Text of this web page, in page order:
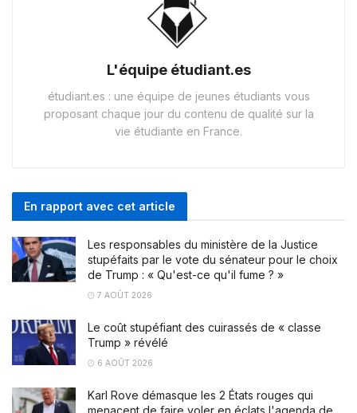
L'équipe étudiant.es
étudiant.es : une équipe de jeunes étudiants vous
proposant chaque jour du contenu de qualité sur la
vie étudiante en France.
En rapport avec cet article
Les responsables du ministère de la Justice
stupéfaits par le vote du sénateur pour le choix
de Trump : « Qu'est-ce qu'il fume ? »
7 AOÛT 2026
Le coût stupéfiant des cuirassés de « classe
Trump » révélé
6 AOÛT 2026
Karl Rove démasque les 2 États rouges qui
menacent de faire voler en éclats l'agenda de